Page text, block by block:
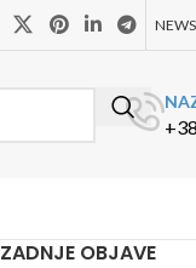
ZADNJE OBJAVE